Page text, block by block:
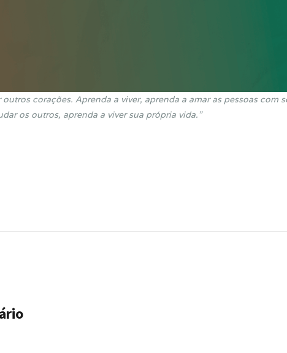
outros corações. Aprenda a viver, aprenda a amar as pessoas com
os outros, aprenda a viver sua própria vida.”